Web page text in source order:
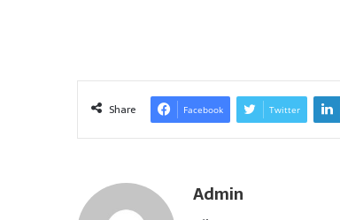
Share Facebook Twitter
Admin